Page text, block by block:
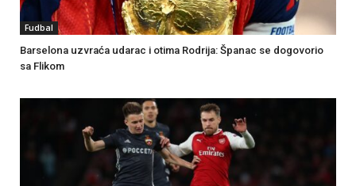
Fudbal
Barselona uzvraća udarac i otima Rodrija: Španac se dogovorio
sa Flikom